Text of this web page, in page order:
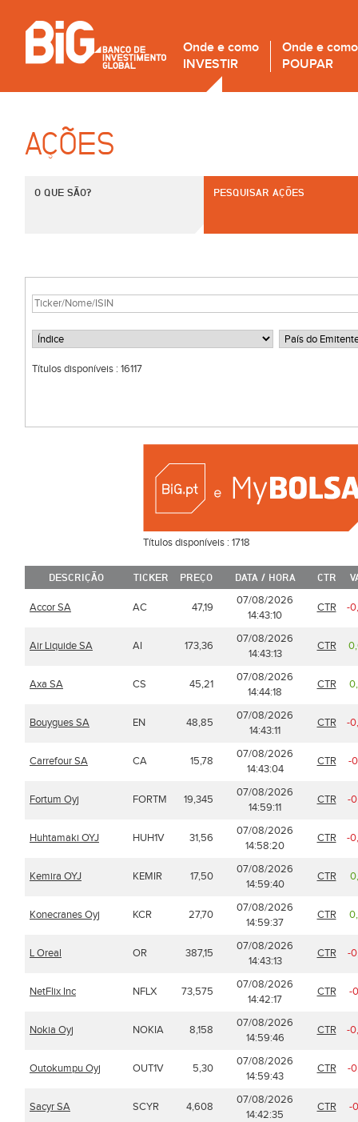
Onde e como
INVESTIR
Onde e como
POUPAR
AÇÕES
O QUE SÃO? PESQUISAR AÇÕES
Títulos disponíveis : 16117
Títulos disponíveis :1718
DESCRIÇÃO TICKER PREÇO DATA / HORA CTR
Accor SA AC 47,19
07/08/2026
14:43:10
CTR -
Air Liquide SA AI 173,36
07/08/2026
14:43:13
CTR
Axa SA CS 45,21
07/08/2026
14:44:18
CTR
Bouygues SA EN 48,85
07/08/2026
14:43:11
CTR -
Carrefour SA CA 15,78
07/08/2026
14:43:04
CTR -
Fortum Oyj FORTM 19,345
07/08/2026
14:59:11
CTR -
Huhtamaki OYJ HUH1V 31,56
07/08/2026
14:58:20
CTR -
Kemira OYJ KEMIR 17,50
07/08/2026
14:59:40
CTR
Konecranes Oyj KCR 27,70
07/08/2026
14:59:37
CTR
L Oreal OR 387,15
07/08/2026
14:43:13
CTR -
NetFlix Inc NFLX 73,575
07/08/2026
14:42:17
CTR -
Nokia Oyj NOKIA 8,158
07/08/2026
14:59:46
CTR -
Outokumpu Oyj OUT1V 5,30
07/08/2026
14:59:43
CTR -
Sacyr SA SCYR 4,608
07/08/2026
14:42:35
CTR -